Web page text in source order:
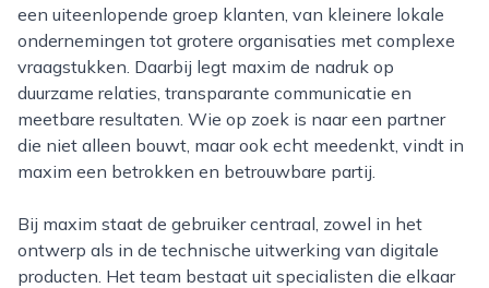
een uiteenlopende groep klanten, van kleinere lokale
ondernemingen tot grotere organisaties met complexe
vraagstukken. Daarbij legt maxim de nadruk op
duurzame relaties, transparante communicatie en
meetbare resultaten. Wie op zoek is naar een partner
die niet alleen bouwt, maar ook echt meedenkt, vindt in
maxim een betrokken en betrouwbare partij.
Bij maxim staat de gebruiker centraal, zowel in het
ontwerp als in de technische uitwerking van digitale
producten. Het team bestaat uit specialisten die elkaar